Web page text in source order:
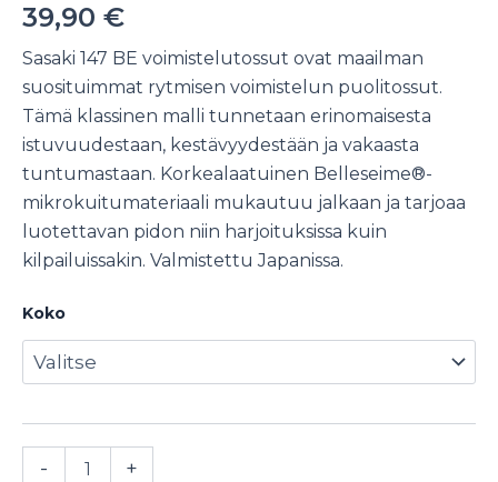
39,90 €
Sasaki 147 BE voimistelutossut ovat maailman
suosituimmat rytmisen voimistelun puolitossut.
Tämä klassinen malli tunnetaan erinomaisesta
istuvuudestaan, kestävyydestään ja vakaasta
tuntumastaan. Korkealaatuinen Belleseime®-
mikrokuitumateriaali mukautuu jalkaan ja tarjoaa
luotettavan pidon niin harjoituksissa kuin
kilpailuissakin. Valmistettu Japanissa.
Koko
- +